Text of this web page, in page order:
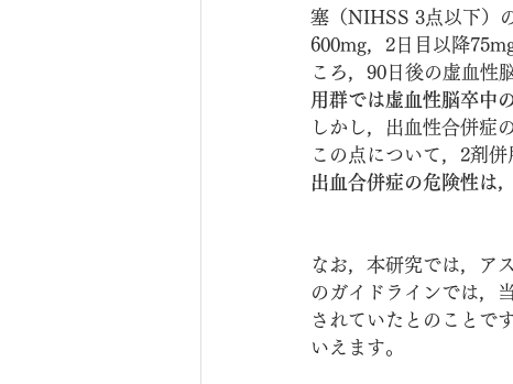
塞（NIHSS 3点以下）
600mg，2日目以降
ころ，90日後の虚血性
用群では虚血性脳卒中
しかし，出血性合併症
この点について，2剤併
出血合併症の危険性は
なお，本研究では，ア
のガイドラインでは，
されていたとのことで
いえます。